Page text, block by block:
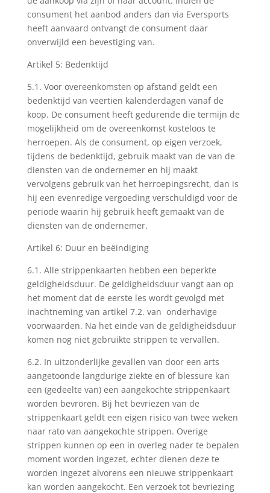
consument het aanbod anders dan via Eversports
heeft aanvaard ontvangt de consument daar
onverwijld een bevestiging van.
Artikel 5: Bedenktijd
5.1. Voor overeenkomsten op afstand geldt een
bedenktijd van veertien kalenderdagen vanaf de
koop. De consument heeft gedurende die termijn de
mogelijkheid om de overeenkomst kosteloos te
herroepen. Als de consument, op eigen verzoek,
tijdens de bedenktijd, gebruik maakt van de van de
diensten van de ondernemer en hij maakt
vervolgens gebruik van het herroepingsrecht, dan is
hij een evenredige vergoeding verschuldigd voor de
periode waarin hij gebruik heeft gemaakt van de
diensten van de ondernemer.
Artikel 6: Duur en beëindiging
6.1. Alle strippenkaarten hebben een beperkte
geldigheidsduur. De geldigheidsduur vangt aan op
het moment dat de eerste les wordt gevolgd met
inachtneming van artikel 7.2. van onderhavige
voorwaarden. Na het einde van de geldigheidsduur
komen nog niet gebruikte strippen te vervallen.
6.2. In uitzonderlijke gevallen van door een arts
aangetoonde langdurige ziekte en of blessure kan
een (gedeelte van) een aangekochte strippenkaart
worden bevroren. Bij het bevriezen van de
strippenkaart geldt een eigen risico van twee weken
naar rato van aangekochte strippen. Overige
strippen kunnen op een in overleg nader te bepalen
moment worden ingezet, echter dienen deze te
worden ingezet alvorens een nieuwe strippenkaart
kan worden aangekocht. Een verzoek tot bevriezing